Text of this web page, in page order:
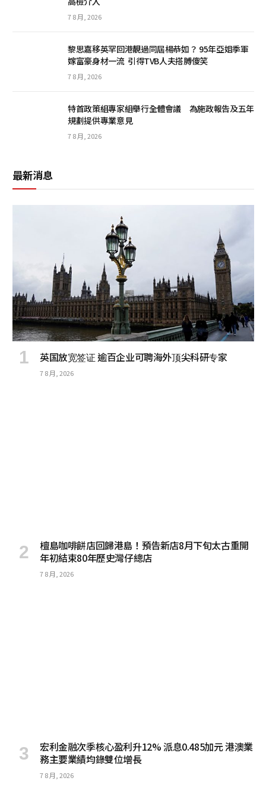
7 8 月, 2026
黎思嘉移英罕回港靚過同屆楊恭如？ 95年亞姐季軍
嫁富豪身材一流 引得TVB人夫搭膊傻笑
7 8 月, 2026
特首政策組專家組舉行全體會議 為施政報告及五年
規劃提供專業意見
7 8 月, 2026
最新消息
英国放宽签证 逾百企业可聘海外顶尖科研专家
7 8 月, 2026
檀島咖啡餅店回歸港島！預告新店8月下旬太古重開
年初結束80年歷史灣仔總店
7 8 月, 2026
宏利金融次季核心盈利升12% 派息0.485加元 港澳業
務主要業績均錄雙位增長
7 8 月, 2026